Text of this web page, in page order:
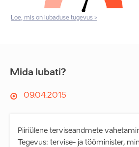
Loe, mis on lubaduse tugevus >
Mida lubati?
09.04.2015
Piiriülene terviseandmete
Tegevus: tervise- ja tööminister,